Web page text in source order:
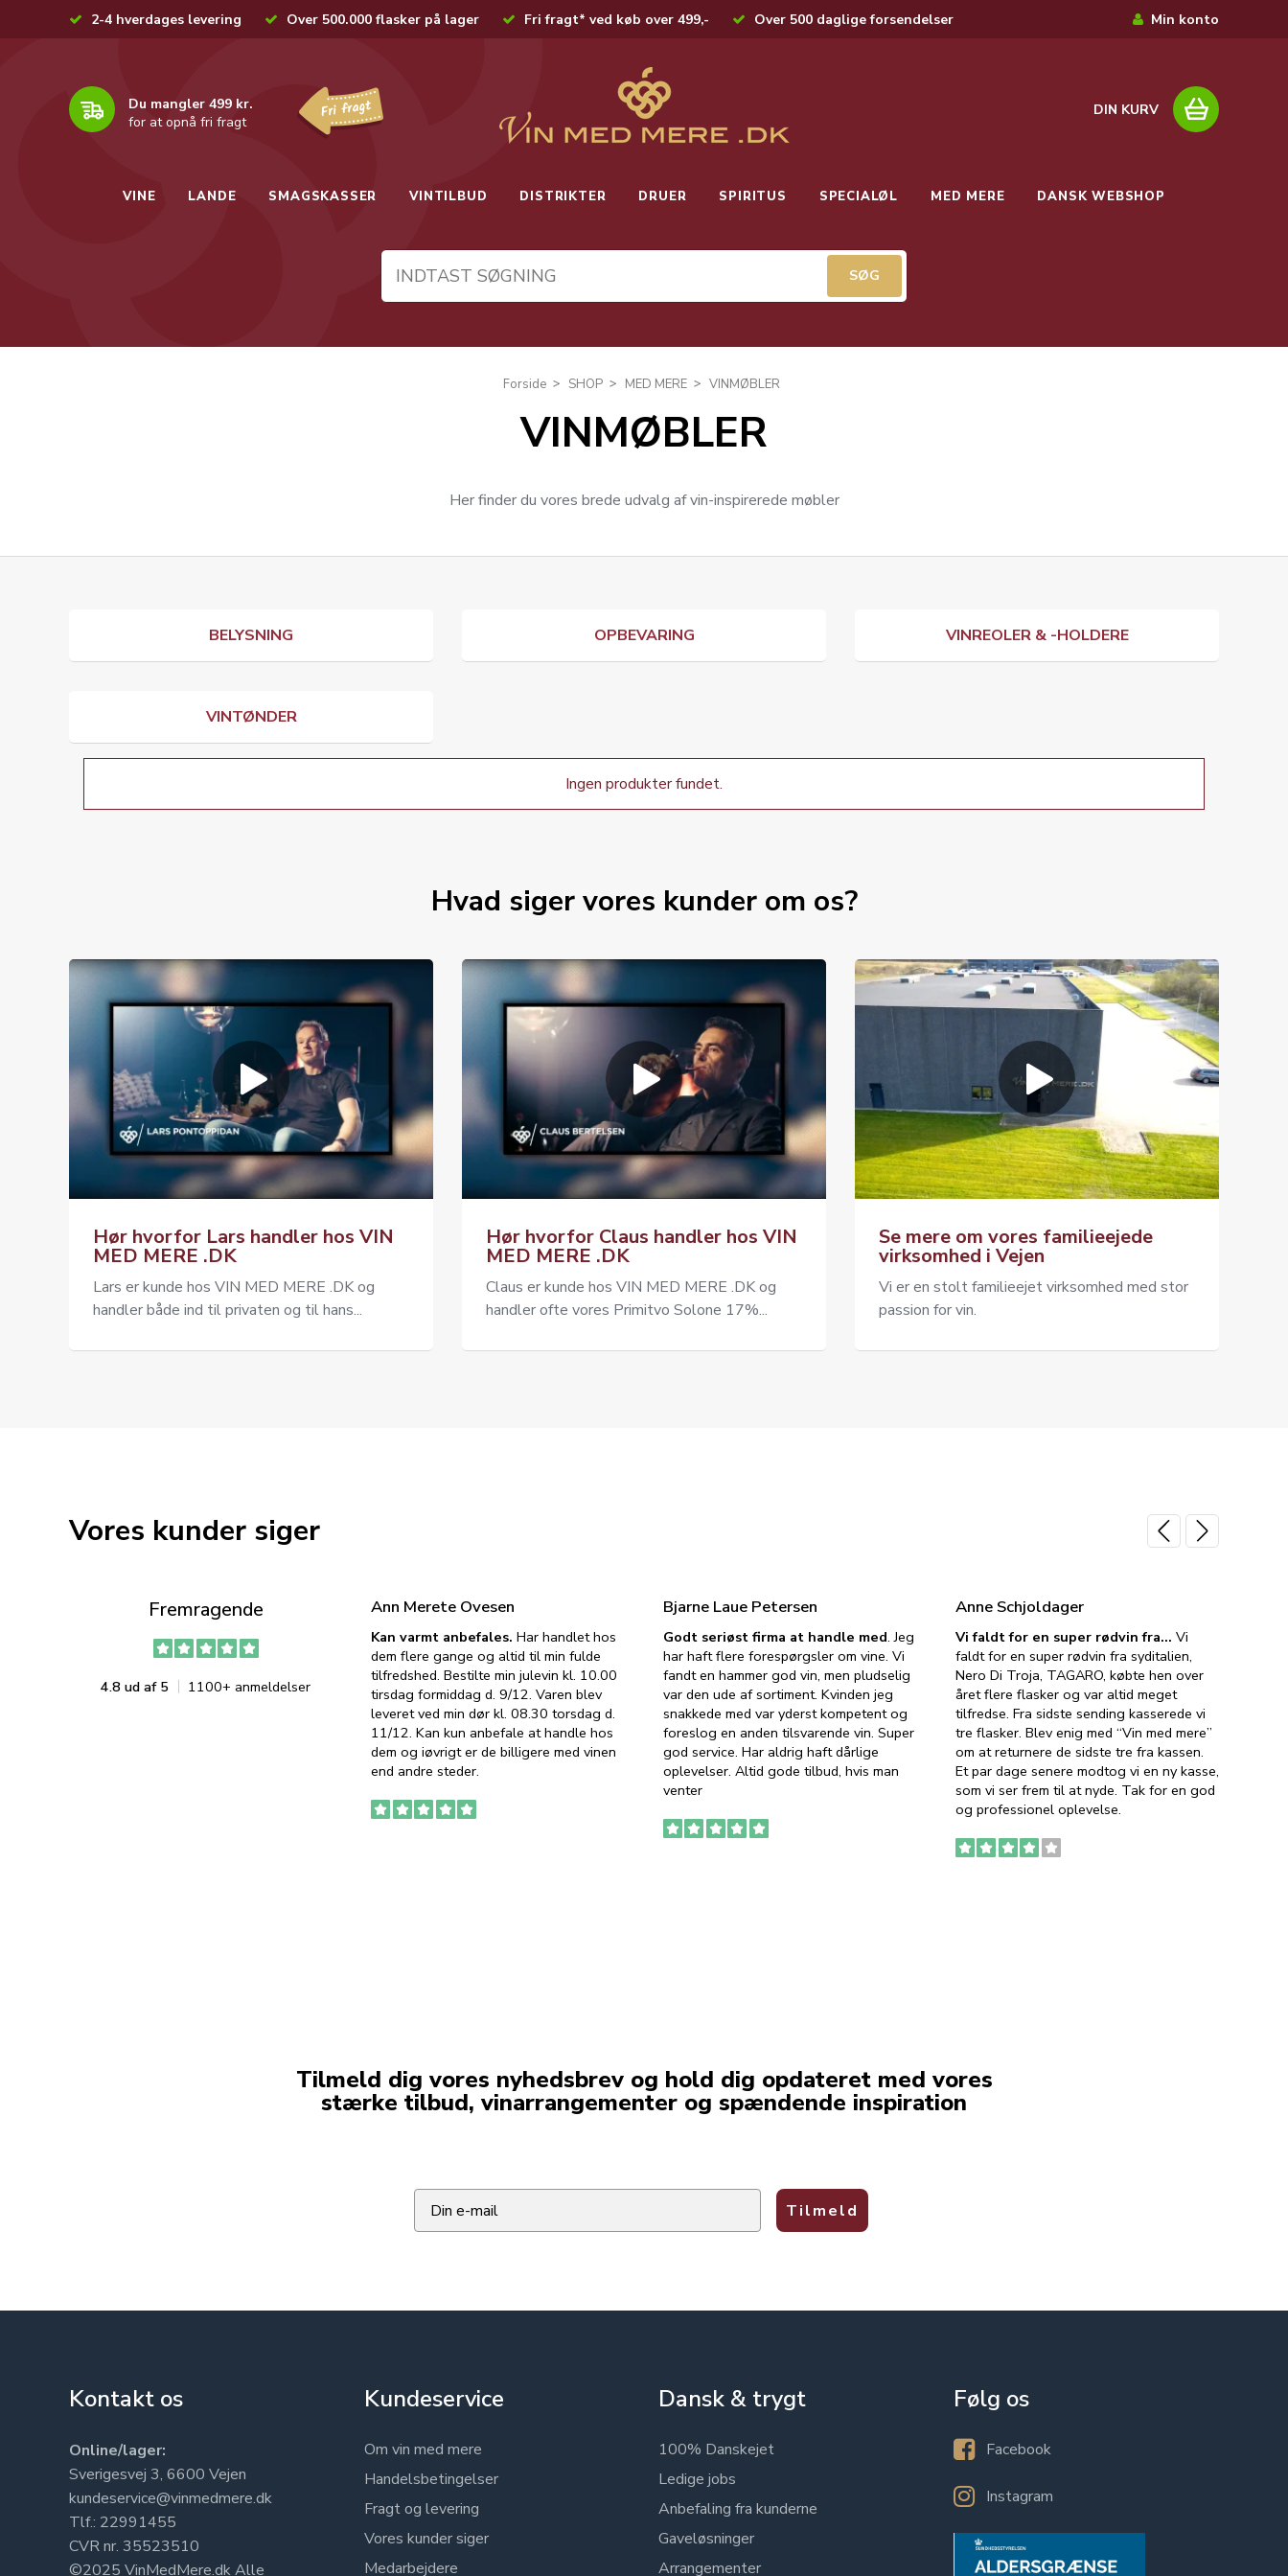
2-4 hverdages levering Over 500.000 flasker på lager Fri fragt* ved køb over 499,- Over 500 daglige forsendelser Min konto
Du mangler 499 kr.
for at opnå fri fragt
DIN KURV
VINE LANDE SMAGSKASSER VINTILBUD DISTRIKTER DRUER SPIRITUS SPECIALØL MED MERE DANSK WEBSHOP
Forside SHOP MED MERE VINMØBLER
VINMØBLER
Her finder du vores brede udvalg af vin-inspirerede møbler
BELYSNING OPBEVARING VINREOLER & -HOLDERE
VINTØNDER
Ingen produkter fundet.
Hvad siger vores kunder om os?
Hør hvorfor Lars handler hos VIN
MED MERE .DK
Lars er kunde hos VIN MED MERE .DK og
handler både ind til privaten og til hans...
Hør hvorfor Claus handler hos VIN
MED MERE .DK
Claus er kunde hos VIN MED MERE .DK og
handler ofte vores Primitvo Solone 17%...
Se mere om vores familieejede
virksomhed i Vejen
Vi er en stolt familieejet virksomhed med stor
passion for vin.
Vores kunder siger
Fremragende
4.8 ud af 5 1100+ anmeldelser
Ann Merete Ovesen
Kan varmt anbefales. Har handlet hos
dem flere gange og altid til min fulde
tilfredshed. Bestilte min julevin kl. 10.00
tirsdag formiddag d. 9/12. Varen blev
leveret ved min dør kl. 08.30 torsdag d.
11/12. Kan kun anbefale at handle hos
dem og iøvrigt er de billigere med vinen
end andre steder.
Bjarne Laue Petersen
Godt seriøst firma at handle med. Jeg
har haft flere forespørgsler om vine. Vi
fandt en hammer god vin, men pludselig
var den ude af sortiment. Kvinden jeg
snakkede med var yderst kompetent og
foreslog en anden tilsvarende vin. Super
god service. Har aldrig haft dårlige
oplevelser. Altid gode tilbud, hvis man
venter
Anne Schjoldager
Vi faldt for en super rødvin fra… Vi
faldt for en super rødvin fra syditalien,
Nero Di Troja, TAGARO, købte hen over
året flere flasker og var altid meget
tilfredse. Fra sidste sending kasserede vi
tre flasker. Blev enig med “Vin med mere”
om at returnere de sidste tre fra kassen.
Et par dage senere modtog vi en ny kasse,
som vi ser frem til at nyde. Tak for en god
og professionel oplevelse.
Tilmeld dig vores nyhedsbrev og hold dig opdateret med vores
stærke tilbud, vinarrangementer og spændende inspiration
Email
Tilmeld
Kontakt os
Online/lager:
Sverigesvej 3, 6600 Vejen
kundeservice@vinmedmere.dk
Tlf.: 22991455
CVR nr. 35523510
©2025 VinMedMere.dk Alle
Kundeservice
Om vin med mere
Handelsbetingelser
Fragt og levering
Vores kunder siger
Medarbejdere
Dansk & trygt
100% Danskejet
Ledige jobs
Anbefaling fra kunderne
Gaveløsninger
Arrangementer
Følg os
Facebook
Instagram